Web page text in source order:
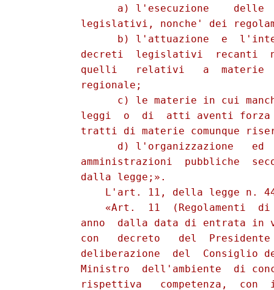
a) l'esecuzione    delle
legislativi, nonche' dei
b) l'attuazione  e
decreti  legislativi  recanti
quelli   relativi   a  materie
          regionale;
c) le materie in cui
leggi  o  di  atti aventi
tratti di materie comunque
d) l'organizzazione   ed
amministrazioni  pubbliche
          dalla legge;».
L'art. 11, della legge n.
«Art.  11  (Regolamenti
anno  dalla data di entrata in
con   decreto   del
deliberazione  del  Consiglio
Ministro  dell'ambiente  di
rispettiva   competenza,  con